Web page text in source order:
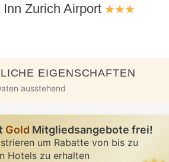
Zurich Airport
EIGENSCHAFTEN
ausstehend
Gold Mitgliedsangebote frei!
um Rabatte von bis zu
Hotels zu erhalten